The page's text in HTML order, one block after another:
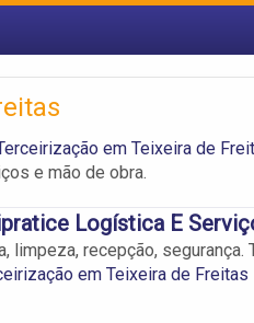
em Teixeira de
e mão de obra.
Logística E
limpeza, recepção,
em Teixeira de Freitas